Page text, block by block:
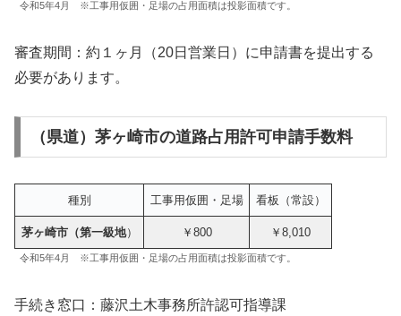
令和5年4月 ※工事用仮囲・足場の占用面積は投影面積です。
審査期間：約１ヶ月（20日営業日）に申請書を提出する
必要があります。
（県道）茅ヶ崎市の道路占用許可申請手数料
種別 工事用仮囲・足場 看板（常設）
茅ヶ崎市（第一級地） ￥800 ￥8,010
令和5年4月 ※工事用仮囲・足場の占用面積は投影面積です。
手続き窓口：藤沢土木事務所許認可指導課